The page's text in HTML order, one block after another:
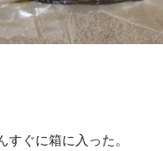
すぐに箱に入った。